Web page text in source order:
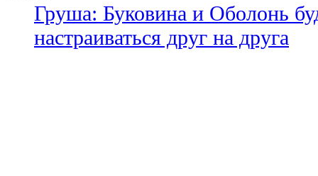
Груша: Буковина и Оболонь
настраиваться друг на друга